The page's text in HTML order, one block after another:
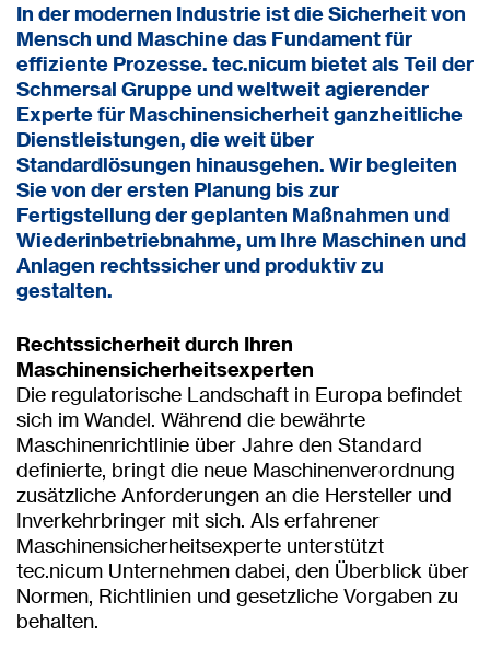
In der modernen Industrie ist die Sicherheit von
Mensch und Maschine das Fundament für
effiziente Prozesse. tec.nicum bietet als Teil der
Schmersal Gruppe und weltweit agierender
Experte für Maschinensicherheit ganzheitliche
Dienstleistungen, die weit über
Standardlösungen hinausgehen. Wir begleiten
Sie von der ersten Planung bis zur
Fertigstellung der geplanten Maßnahmen und
Wiederinbetriebnahme, um Ihre Maschinen und
Anlagen rechtssicher und produktiv zu
gestalten.
Rechtssicherheit durch Ihren
Maschinensicherheitsexperten
Die regulatorische Landschaft in Europa befindet
sich im Wandel. Während die bewährte
Maschinenrichtlinie über Jahre den Standard
definierte, bringt die neue Maschinenverordnung
zusätzliche Anforderungen an die Hersteller und
Inverkehrbringer mit sich. Als erfahrener
Maschinensicherheitsexperte unterstützt
tec.nicum Unternehmen dabei, den Überblick über
Normen, Richtlinien und gesetzliche Vorgaben zu
behalten.